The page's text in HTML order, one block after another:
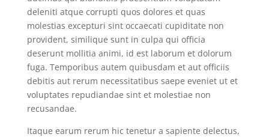
deleniti atque corrupti quos dolores et quas
molestias excepturi sint occaecati cupiditate non
provident, similique sunt in culpa qui officia
deserunt mollitia animi, id est laborum et dolorum
fuga. Temporibus autem quibusdam et aut officiis
debitis aut rerum necessitatibus saepe eveniet ut et
voluptates repudiandae sint et molestiae non
recusandae.
Itaque earum rerum hic tenetur a sapiente delectus,